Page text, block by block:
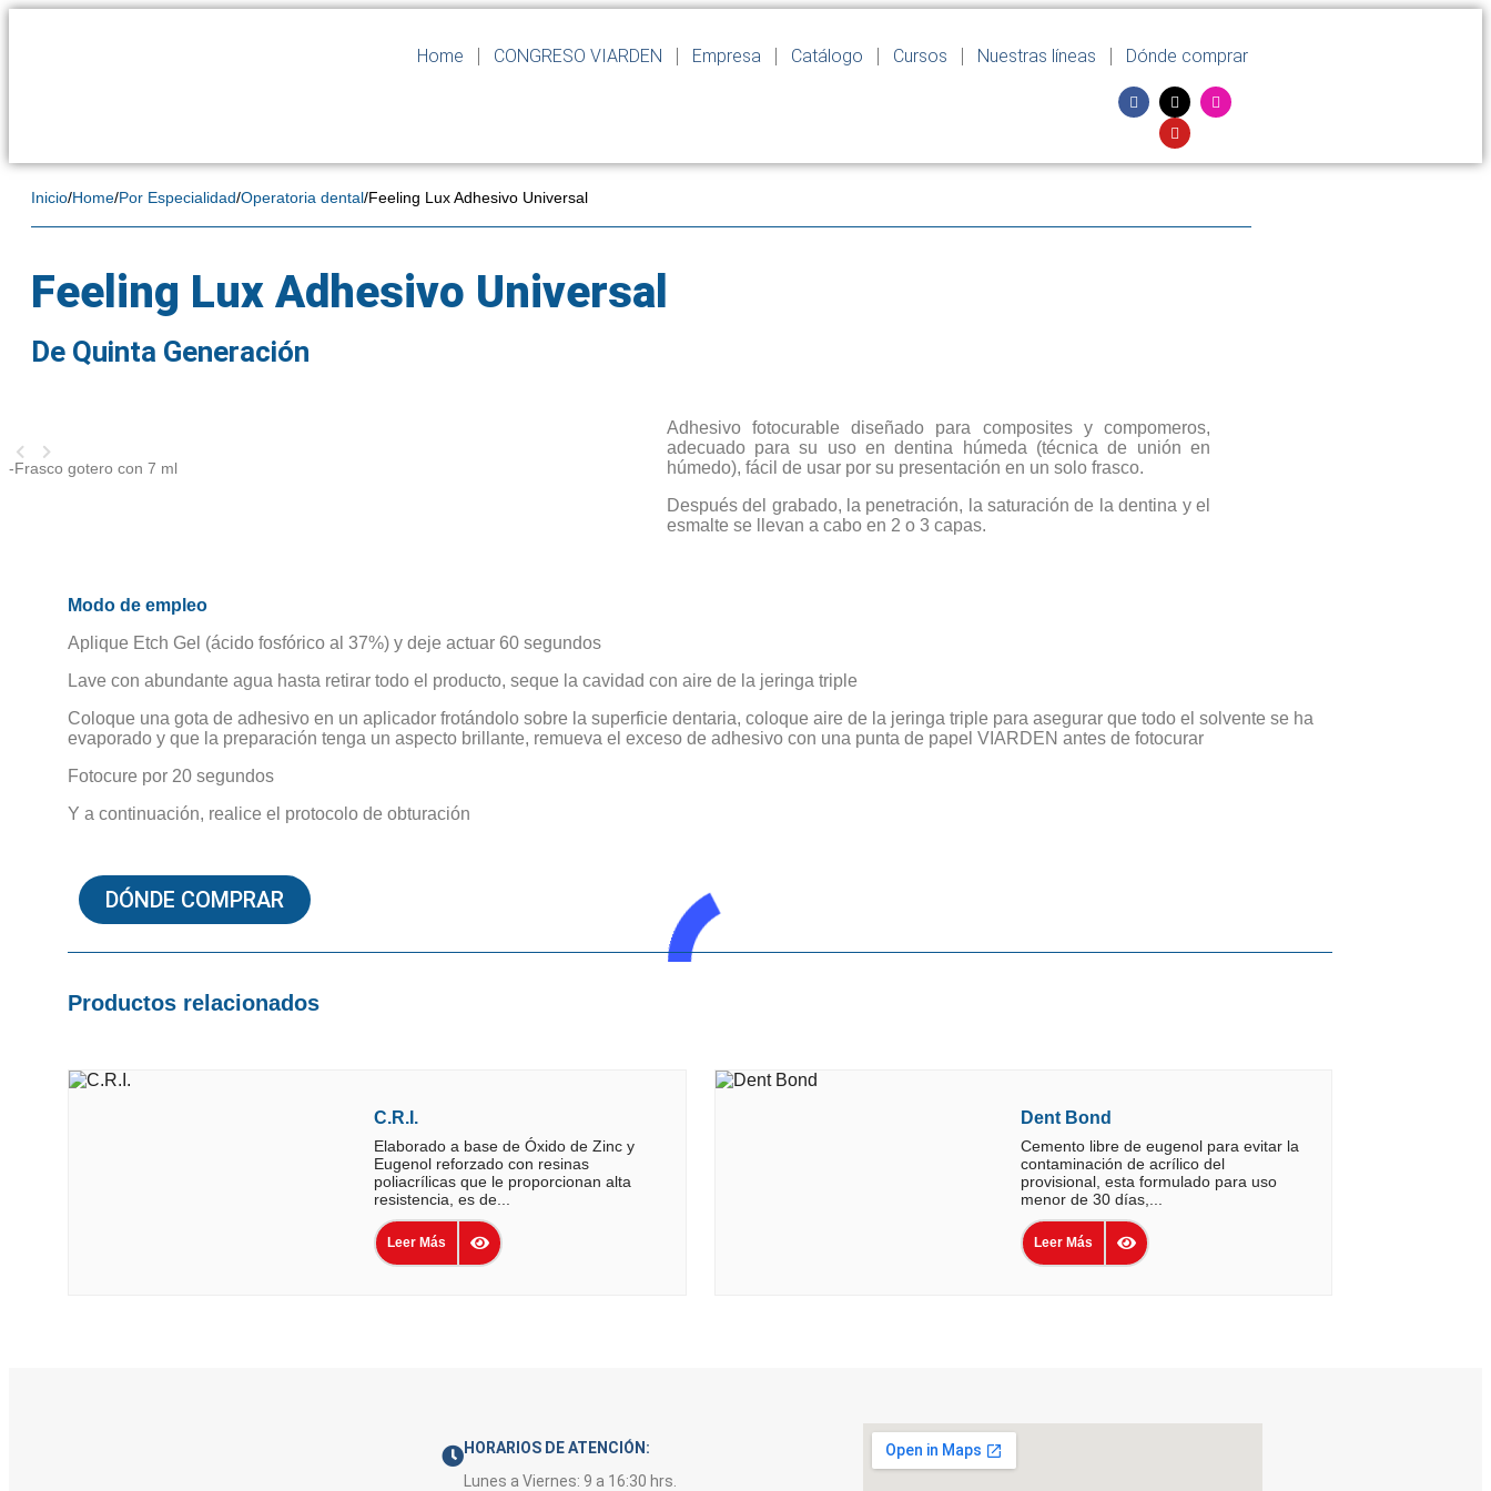
Home CONGRESO VIARDEN Empresa Catálogo Cursos Nuestras líneas Dónde comprar
Inicio/Home/Por Especialidad/Operatoria dental/Feeling Lux Adhesivo Universal
Feeling Lux Adhesivo Universal
De Quinta Generación
-Frasco gotero con 7 ml
Adhesivo fotocurable diseñado para composites y compomeros,
adecuado para su uso en dentina húmeda (técnica de unión en
húmedo), fácil de usar por su presentación en un solo frasco.
Después del grabado, la penetración, la saturación de la dentina y el
esmalte se llevan a cabo en 2 o 3 capas.
Modo de empleo
Aplique Etch Gel (ácido fosfórico al 37%) y deje actuar 60 segundos
Lave con abundante agua hasta retirar todo el producto, seque la cavidad con aire de la jeringa triple
Coloque una gota de adhesivo en un aplicador frotándolo sobre la superficie dentaria, coloque aire de la jeringa triple para asegurar que todo el solvente se ha
evaporado y que la preparación tenga un aspecto brillante, remueva el exceso de adhesivo con una punta de papel VIARDEN antes de fotocurar
Fotocure por 20 segundos
Y a continuación, realice el protocolo de obturación
DÓNDE COMPRAR
Productos relacionados
C.R.I.
Elaborado a base de Óxido de Zinc y
Eugenol reforzado con resinas
poliacrílicas que le proporcionan alta
resistencia, es de...
Leer Más
Dent Bond
Cemento libre de eugenol para evitar la
contaminación de acrílico del
provisional, esta formulado para uso
menor de 30 días,...
Leer Más
HORARIOS DE ATENCIÓN:
Lunes a Viernes: 9 a 16:30 hrs.